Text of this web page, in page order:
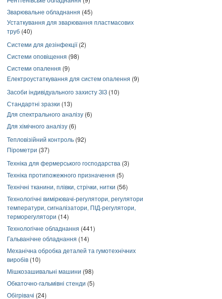
Зварювальне обладнання (45)
Устаткування для зварювання пластмасових
труб (40)
Системи для дезінфекції(2)
Системи оповіщення (98)
Системи опалення (9)
Електроустаткування для систем опалення (9)
Засоби індивідуального захисту ЗІЗ (10)
Стандартні зразки (13)
Для спектрального аналізу (6)
Для хімічного аналізу (6)
Тепловізійний контроль (92)
Пірометри (37)
Техніка для фермерського господарства (3)
Техніка протипожежного призначення (5)
Технічні тканини, плівки, стрічки, нитки (56)
Технологічні вимірювачі-регулятори, регулятори
температури, сигналізатори, ПІД-регулятори,
терморегулятори (14)
Технологічне обладнання (441)
Гальванічне обладнання (14)
Механічна обробка деталей та гумотехнічних
виробів (10)
Мішкозашивальні машини (98)
Обкаточно-гальмівні стенди (5)
Обігрівачі (24)